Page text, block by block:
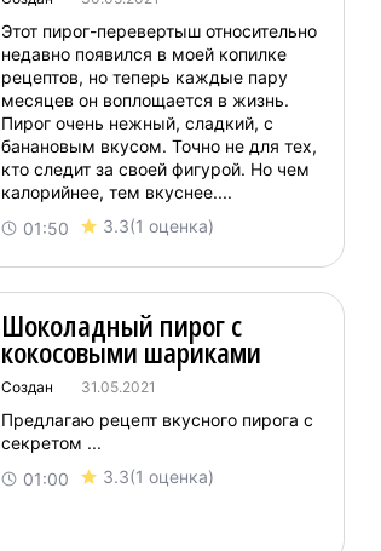
01:50 3.3(1 оценка)
Этот пирог-перевертыш относительно
недавно появился в моей копилке
рецептов, но теперь каждые пару
месяцев он воплощается в жизнь.
Пирог очень нежный, сладкий, с
банановым вкусом. Точно не для тех,
кто следит за своей фигурой. Но чем
калорийнее, тем вкуснее....
Шоколадный пирог с
кокосовыми шариками
Создан 31.05.2021
01:00 3.3(1 оценка)
Предлагаю рецепт вкусного пирога с
секретом ...